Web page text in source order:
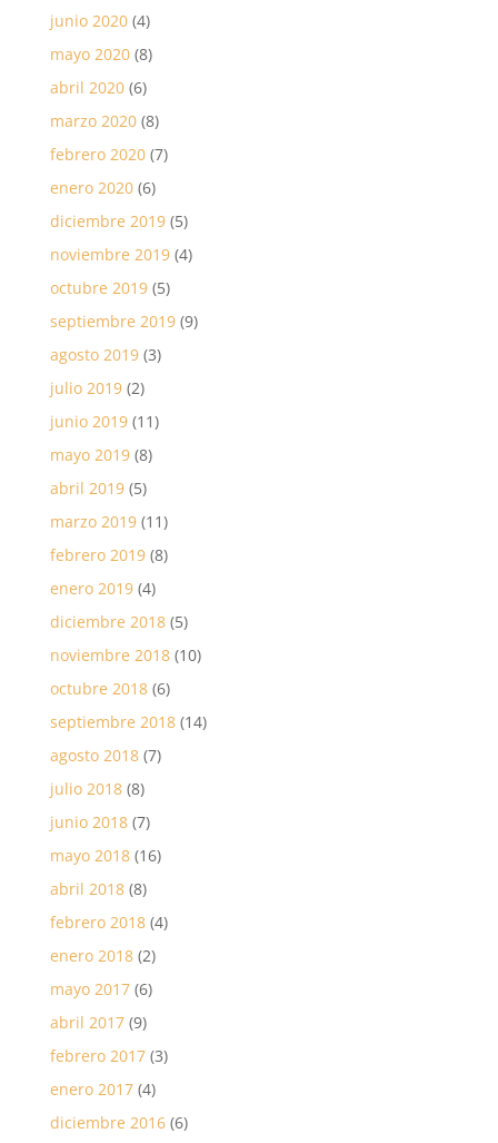
junio 2020(4)
mayo 2020(8)
abril 2020(6)
marzo 2020(8)
febrero 2020(7)
enero 2020(6)
diciembre 2019(5)
noviembre 2019(4)
octubre 2019(5)
septiembre 2019(9)
agosto 2019(3)
julio 2019(2)
junio 2019(11)
mayo 2019(8)
abril 2019(5)
marzo 2019(11)
febrero 2019(8)
enero 2019(4)
diciembre 2018(5)
noviembre 2018(10)
octubre 2018(6)
septiembre 2018(14)
agosto 2018(7)
julio 2018(8)
junio 2018(7)
mayo 2018(16)
abril 2018(8)
febrero 2018(4)
enero 2018(2)
mayo 2017(6)
abril 2017(9)
febrero 2017(3)
enero 2017(4)
diciembre 2016(6)